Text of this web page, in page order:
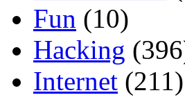
Fun (10)
Hacking
Internet (211)